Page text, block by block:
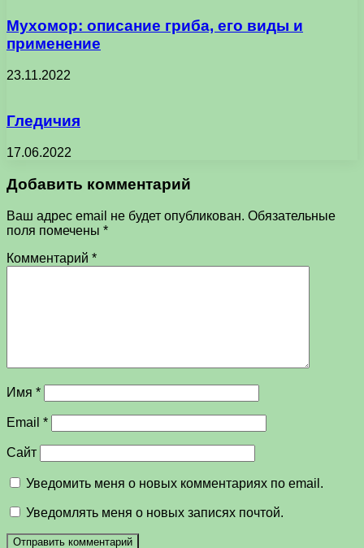
Мухомор: описание гриба, его виды и
применение
23.11.2022
Гледичия
17.06.2022
Добавить комментарий
Ваш адрес email не будет опубликован. Обязательные
поля помечены *
Комментарий *
Имя *
Email *
Сайт
Уведомить меня о новых комментариях по email.
Уведомлять меня о новых записях почтой.